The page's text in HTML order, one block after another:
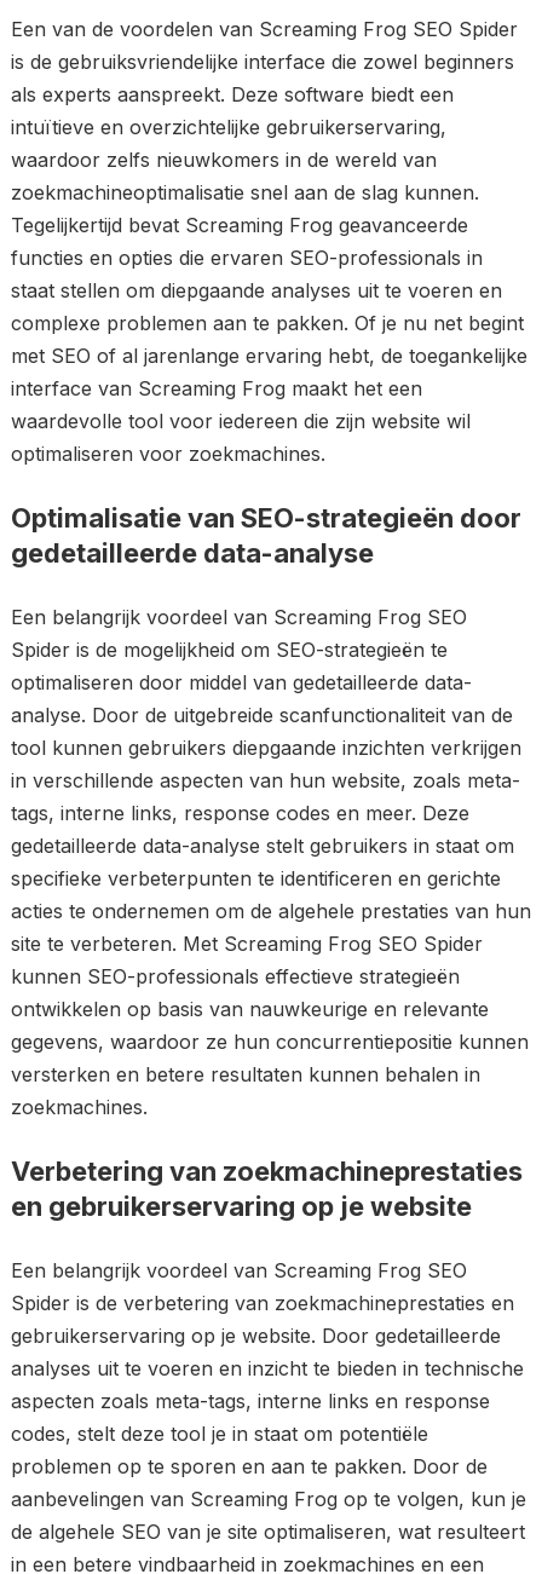
Een van de voordelen van Screaming Frog SEO Spider
is de gebruiksvriendelijke interface die zowel beginners
als experts aanspreekt. Deze software biedt een
intuïtieve en overzichtelijke gebruikerservaring,
waardoor zelfs nieuwkomers in de wereld van
zoekmachineoptimalisatie snel aan de slag kunnen.
Tegelijkertijd bevat Screaming Frog geavanceerde
functies en opties die ervaren SEO-professionals in
staat stellen om diepgaande analyses uit te voeren en
complexe problemen aan te pakken. Of je nu net begint
met SEO of al jarenlange ervaring hebt, de toegankelijke
interface van Screaming Frog maakt het een
waardevolle tool voor iedereen die zijn website wil
optimaliseren voor zoekmachines.
Optimalisatie van SEO-strategieën door
gedetailleerde data-analyse
Een belangrijk voordeel van Screaming Frog SEO
Spider is de mogelijkheid om SEO-strategieën te
optimaliseren door middel van gedetailleerde data-
analyse. Door de uitgebreide scanfunctionaliteit van de
tool kunnen gebruikers diepgaande inzichten verkrijgen
in verschillende aspecten van hun website, zoals meta-
tags, interne links, response codes en meer. Deze
gedetailleerde data-analyse stelt gebruikers in staat om
specifieke verbeterpunten te identificeren en gerichte
acties te ondernemen om de algehele prestaties van hun
site te verbeteren. Met Screaming Frog SEO Spider
kunnen SEO-professionals effectieve strategieën
ontwikkelen op basis van nauwkeurige en relevante
gegevens, waardoor ze hun concurrentiepositie kunnen
versterken en betere resultaten kunnen behalen in
zoekmachines.
Verbetering van zoekmachineprestaties
en gebruikerservaring op je website
Een belangrijk voordeel van Screaming Frog SEO
Spider is de verbetering van zoekmachineprestaties en
gebruikerservaring op je website. Door gedetailleerde
analyses uit te voeren en inzicht te bieden in technische
aspecten zoals meta-tags, interne links en response
codes, stelt deze tool je in staat om potentiële
problemen op te sporen en aan te pakken. Door de
aanbevelingen van Screaming Frog op te volgen, kun je
de algehele SEO van je site optimaliseren, wat resulteert
in een betere vindbaarheid in zoekmachines en een